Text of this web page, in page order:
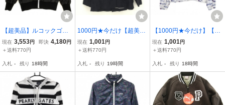
【超美品】ルコックゴル
フ 2WAYジャケット 黒×
白 裏メッシュ 袖着脱可
ルフウェア le coq sportif
現在 3,553円 即決 4,180円
＋送料770円
入札 - 残り 18時間
1000円★今だけ【超美
品】ボッシュ ビーアビリ
ティ テーラードジャケッ
ディース 38(M) ゴルフウ
現在 1,001 円
＋送料770円
入札 - 残り 19時間
【1000円★今だけ】【美
品】チャンピオン ジャケ
ットブルゾン 白×ブルー
M ゴルフウェア Champio
現在 1,001円
＋送料770円
入札 - 残り 18時間